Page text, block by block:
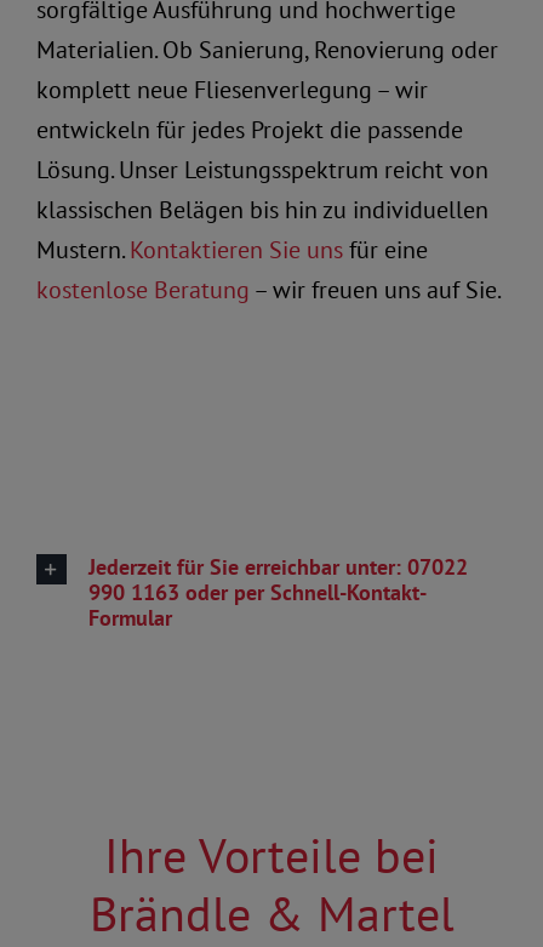
sorgfältige Ausführung und hochwertige
Materialien. Ob Sanierung, Renovierung oder
komplett neue Fliesenverlegung – wir
entwickeln für jedes Projekt die passende
Lösung. Unser Leistungsspektrum reicht von
klassischen Belägen bis hin zu individuellen
Mustern.Kontaktieren Sie unsfür eine
kostenlose Beratung – wir freuen uns auf Sie.
Jederzeit für Sie erreichbar unter: 07022
990 1163 oder per Schnell-Kontakt-
Formular
Ihre Vorteile bei
Brändle & Martel